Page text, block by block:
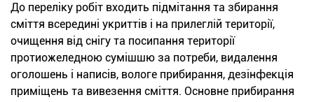
До переліку робіт входить підмітання та збирання
сміття всередині укриттів і на прилеглій території,
очищення від снігу та посипання території
протиожеледною сумішшю за потреби, видалення
оголошень і написів, вологе прибирання, дезінфекція
приміщень та вивезення сміття. Основне прибирання